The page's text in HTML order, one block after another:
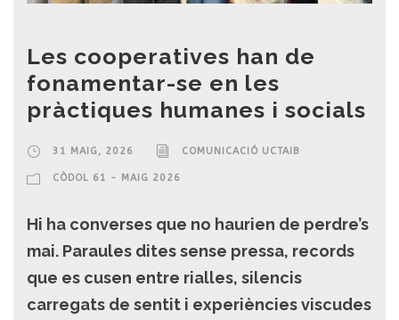
Les cooperatives han de
fonamentar-se en les
pràctiques humanes i socials
31 MAIG, 2026 COMUNICACIÓ UCTAIB
CÒDOL 61 - MAIG 2026
Hi ha converses que no haurien de perdre’s
mai. Paraules dites sense pressa, records
que es cusen entre rialles, silencis
carregats de sentit i experiències viscudes